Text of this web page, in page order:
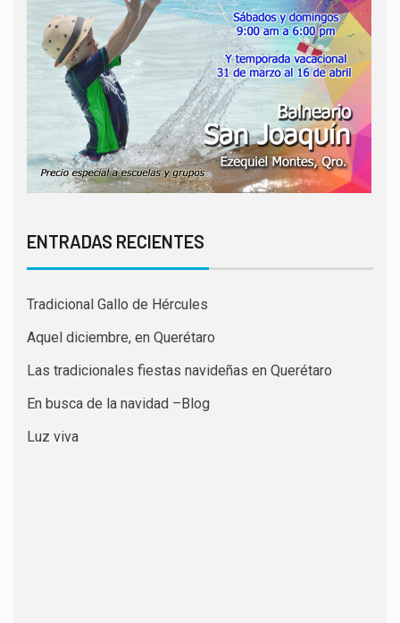
ENTRADAS RECIENTES
Tradicional Gallo de Hércules
Aquel diciembre, en Querétaro
Las tradicionales fiestas navideñas en Querétaro
En busca de la navidad –Blog
Luz viva